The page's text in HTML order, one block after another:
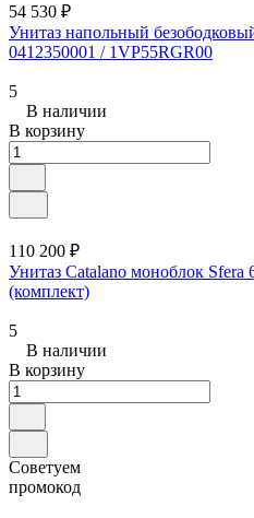
54 530 ₽
Унитаз напольный
0412350001 / 1VP55RGR00
5
В наличии
В корзину
110 200 ₽
Унитаз Catalano моноблок Sfera
(комплект)
5
В наличии
В корзину
Советуем
промокод